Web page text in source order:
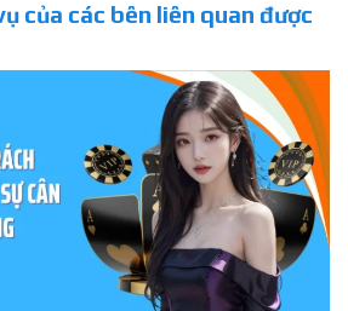
của các bên liên quan được